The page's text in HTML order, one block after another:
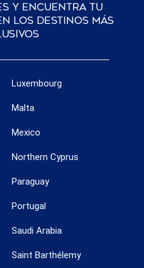
y encuentra tu
los destinos más
Luxembourg
Malta
Mexico
Northern Cyprus
Paraguay
Portugal
Saudi Arabia
Saint Barthélemy